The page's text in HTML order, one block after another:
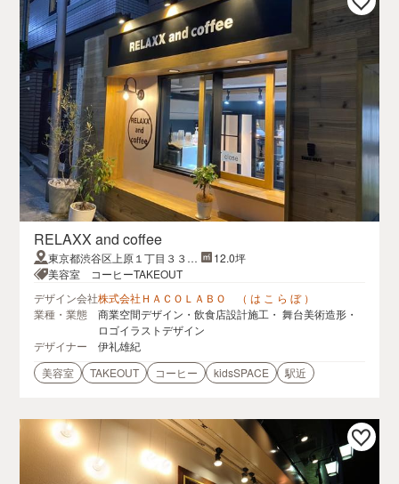
RELAXX and coffee
東京都渋谷区上原１丁目３３
−２ ホワイトルーム 1F
12.0坪
美容室 コーヒーTAKEOUT
デザイン会社株式会社ＨＡＣＯＬＡＢＯ （ は こ ら ぼ ）
業種・業態
商業空間デザイン・飲食店設計施工・ 舞台美術造形・
ロゴイラストデザイン
デザイナー
伊礼雄紀
美容室
TAKEOUT コーヒー kidsSPACE 駅近